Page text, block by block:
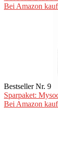
Bei Amazon
Bestseller Nr. 9
Sparpaket:
Bei Amazon